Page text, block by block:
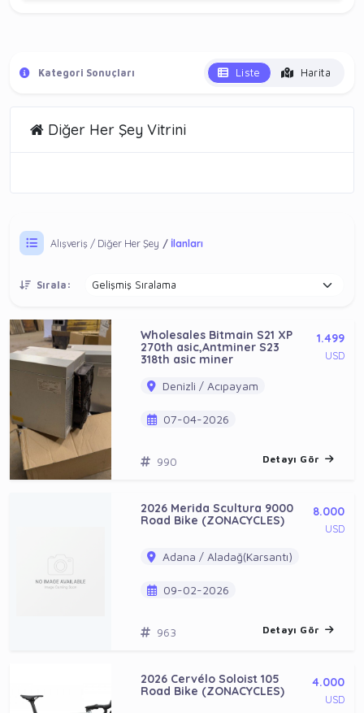
Kategori Sonuçları Liste Harita
Diğer Her Şey Vitrini
Alışveriş Diğer Her Şey İlanları
Sırala:
Wholesales Bitmain S21 XP
270th asic,Antminer S23
318th asic miner
1.499
USD
Denizli / Acıpayam
07-04-2026
990 Detayı Gör
2026 Merida Scultura 9000
Road Bike (ZONACYCLES)
8.000
USD
Adana / Aladağ(Karsantı)
09-02-2026
963 Detayı Gör
2026 Cervélo Soloist 105
Road Bike (ZONACYCLES)
4.000
USD